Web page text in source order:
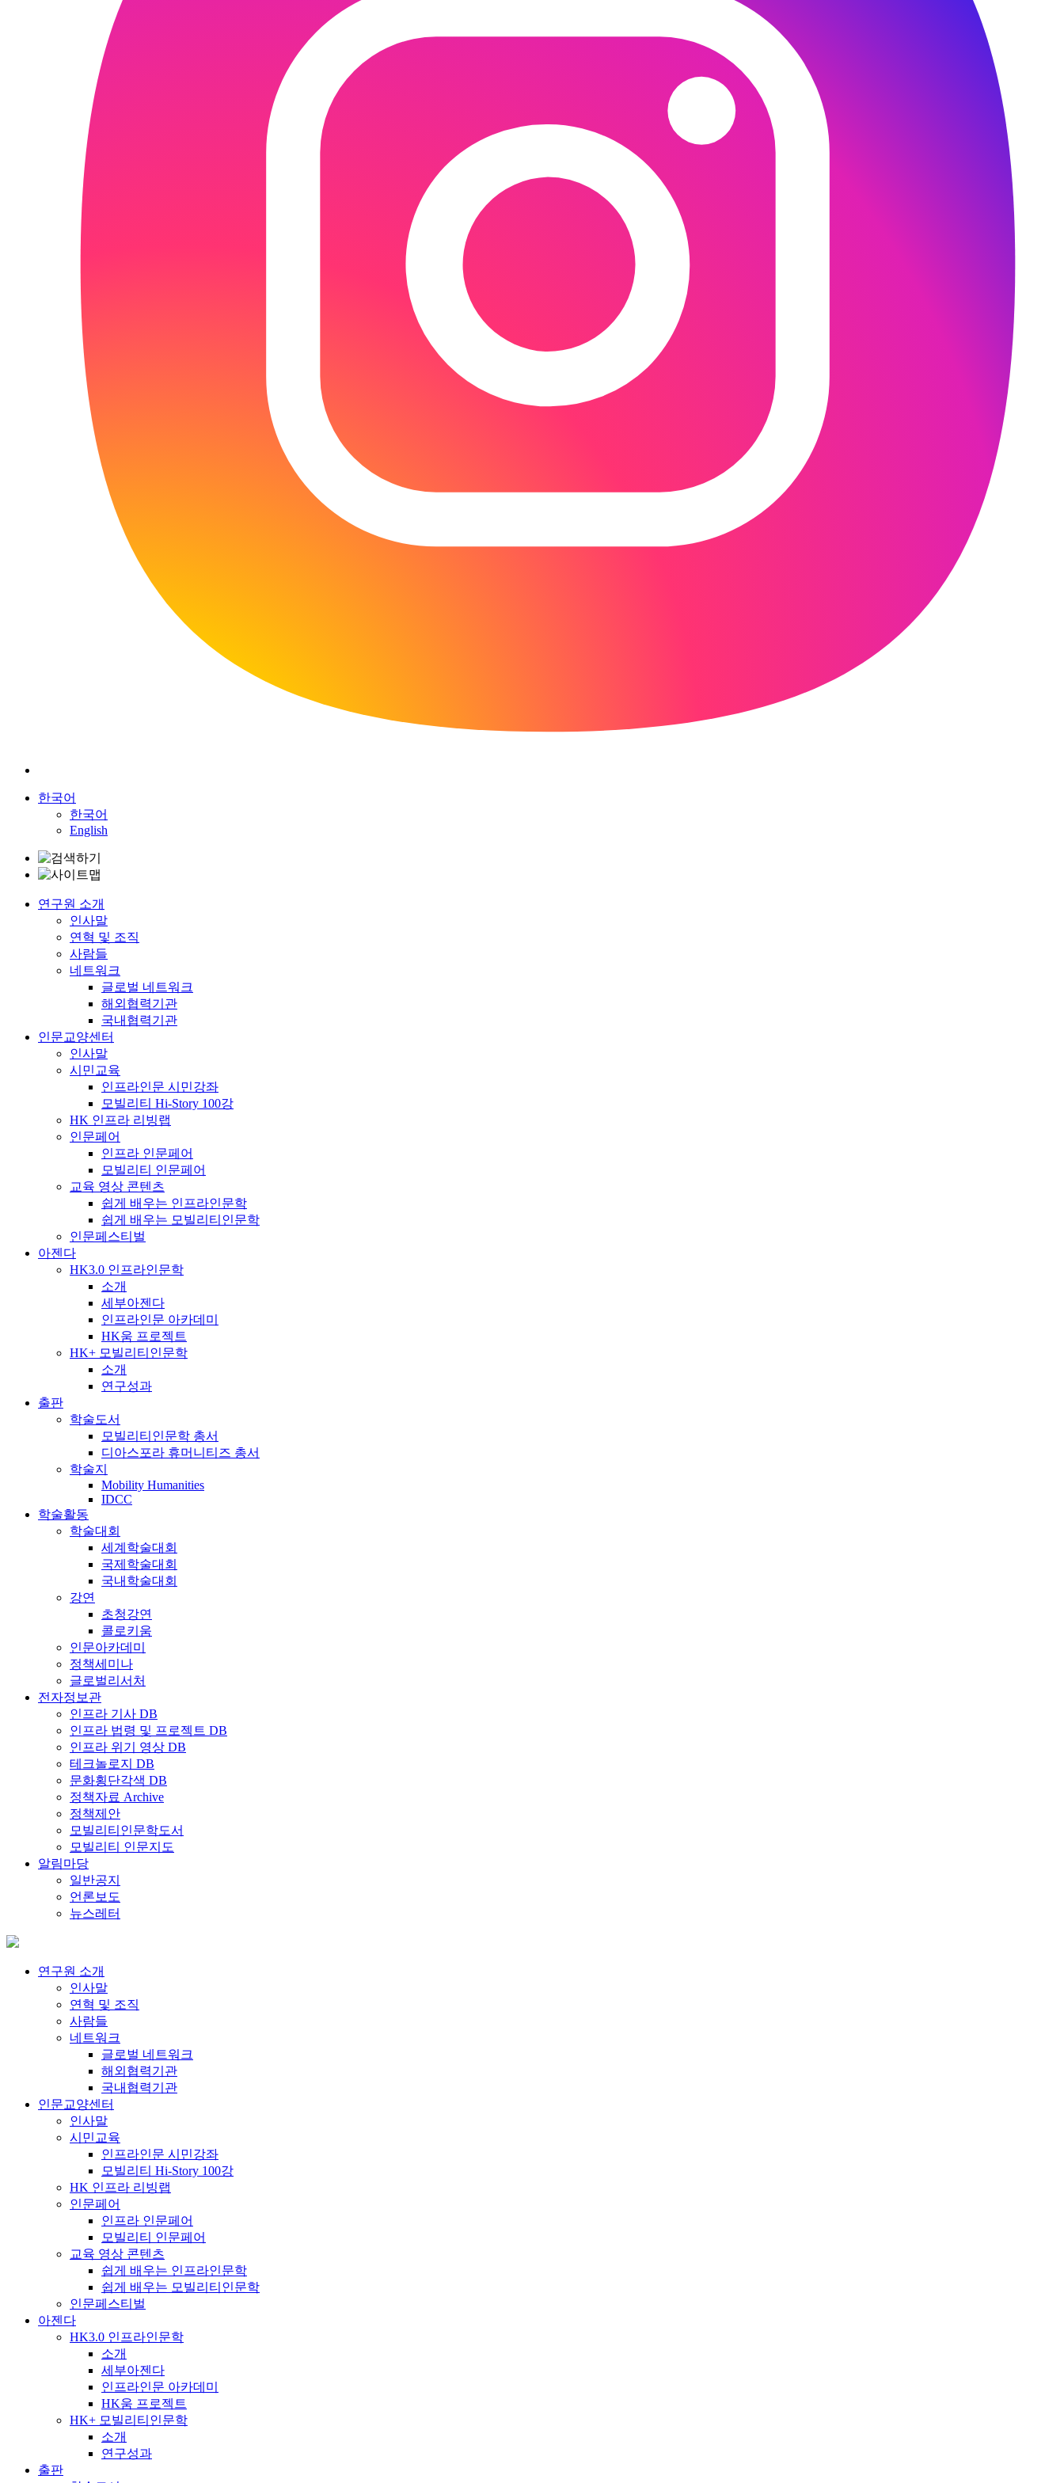
한국어
한국어
English
연구원 소개
인사말
연혁 및 조직
사람들
네트워크
글로벌 네트워크
해외협력기관
국내협력기관
인문교양센터
인사말
시민교육
인프라인문 시민강좌
모빌리티 Hi-Story 100강
HK 인프라 리빙랩
인문페어
인프라 인문페어
모빌리티 인문페어
교육 영상 콘텐츠
쉽게 배우는 인프라인문학
쉽게 배우는 모빌리티인문학
인문페스티벌
아젠다
HK3.0 인프라인문학
소개
세부아젠다
인프라인문 아카데미
HK움 프로젝트
HK+ 모빌리티인문학
소개
연구성과
출판
학술도서
모빌리티인문학 총서
디아스포라 휴머니티즈 총서
학술지
Mobility Humanities
IDCC
학술활동
학술대회
세계학술대회
국제학술대회
국내학술대회
강연
초청강연
콜로키움
인문아카데미
정책세미나
글로벌리서처
전자정보관
인프라 기사 DB
인프라 법령 및 프로젝트 DB
인프라 위기 영상 DB
테크놀로지 DB
문화횡단각색 DB
정책자료 Archive
정책제안
모빌리티인문학도서
모빌리티 인문지도
알림마당
일반공지
언론보도
뉴스레터
연구원 소개
인사말
연혁 및 조직
사람들
네트워크
글로벌 네트워크
해외협력기관
국내협력기관
인문교양센터
인사말
시민교육
인프라인문 시민강좌
모빌리티 Hi-Story 100강
HK 인프라 리빙랩
인문페어
인프라 인문페어
모빌리티 인문페어
교육 영상 콘텐츠
쉽게 배우는 인프라인문학
쉽게 배우는 모빌리티인문학
인문페스티벌
아젠다
HK3.0 인프라인문학
소개
세부아젠다
인프라인문 아카데미
HK움 프로젝트
HK+ 모빌리티인문학
소개
연구성과
출판